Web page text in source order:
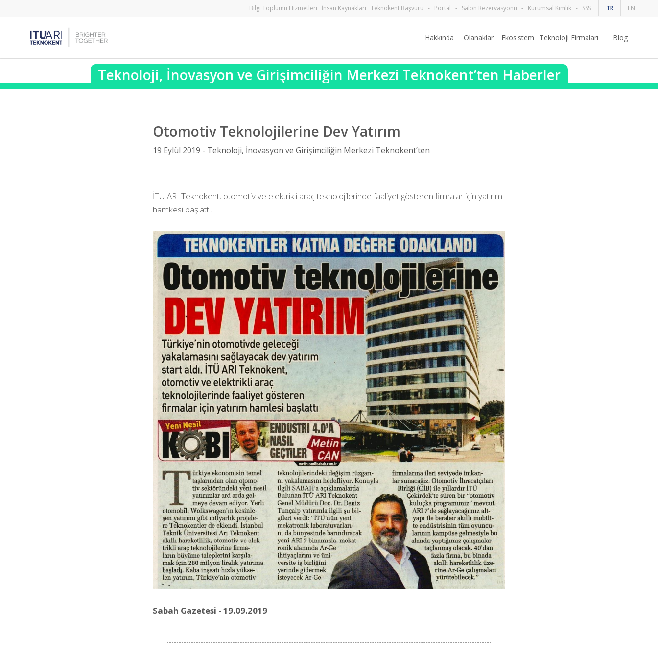
TR EN
Bilgi Toplumu Hizmetleri İnsan Kaynakları Teknokent Başvuru - Portal - Salon Rezervasyonu - Kurumsal Kimlik - SSS
Hakkında Olanaklar Ekosistem Teknoloji Firmaları Blog
Teknoloji, İnovasyon ve Girişimciliğin Merkezi Teknokent’ten Haberler
Otomotiv Teknolojilerine Dev Yatırım
19 Eylül 2019 - Teknoloji, İnovasyon ve Girişimciliğin Merkezi Teknokent’ten
İTÜ ARI Teknokent, otomotiv ve elektrikli araç teknolojilerinde faaliyet gösteren firmalar için yatırım
hamkesi başlattı.
Sabah Gazetesi - 19.09.2019